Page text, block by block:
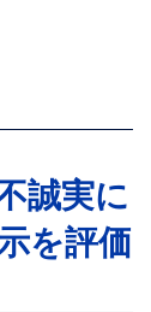
誠実に
を評価